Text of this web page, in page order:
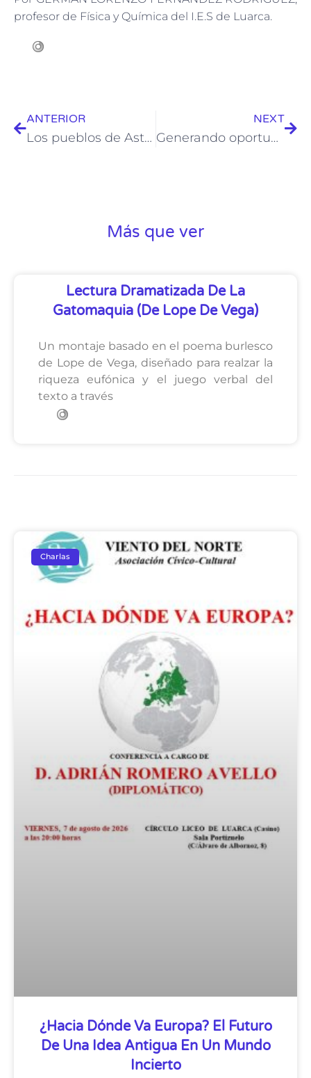
profesor de Física y Química del I.E.S de Luarca.
ANTERIOR
Los pueblos de Asturias: las tres mujeres
NEXT
Generando oportunidades con la inteligencia artificial y la nube
Más que ver
Lectura Dramatizada De La
Gatomaquia (de Lope De Vega)
Un montaje basado en el poema burlesco
de Lope de Vega, diseñado para realzar la
riqueza eufónica y el juego verbal del
texto a través
Charlas
¿Hacia Dónde Va Europa? El Futuro
De Una Idea Antigua En Un Mundo
Incierto